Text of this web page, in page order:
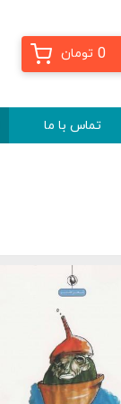
0 تومان
تماس با ما